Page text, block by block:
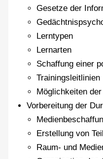
Gesetze der
Lerntypen
Lernarten
Schaffung einer
Trainingsleitlinien
Möglichkeiten
Vorbereitung der
Erstellung von
Raum- und